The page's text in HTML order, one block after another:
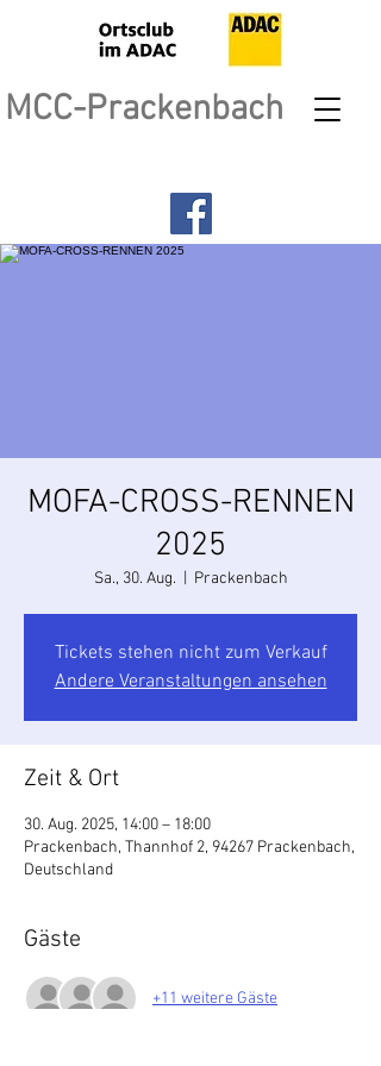
MCC-Prackenbach
MOFA-CROSS-RENNEN
2025
Sa., 30. Aug. Prackenbach
Tickets stehen nicht zum Verkauf
Andere Veranstaltungen ansehen
Zeit & Ort
30. Aug. 2025, 14:00 – 18:00
Prackenbach, Thannhof 2, 94267 Prackenbach,
Deutschland
Gäste
+11 weitere Gäste